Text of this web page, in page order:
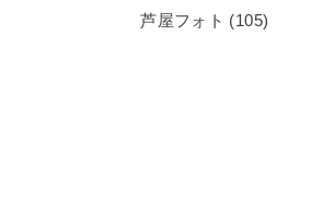
芦屋フォト (105)